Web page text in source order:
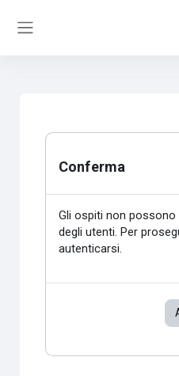
Conferma
Gli ospiti non
degli utenti. Per
autenticarsi.